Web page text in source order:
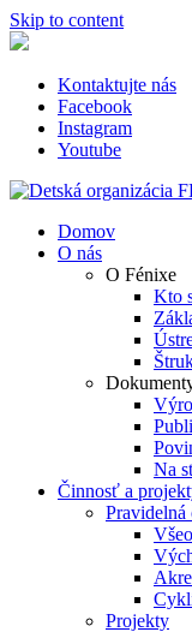
Skip to content
Kontaktujte nás
Facebook
Instagram
Youtube
Domov
O nás
O Fénixe
Kto
Na
Činnosť a
Projekty